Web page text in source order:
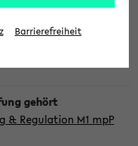
& Regulation M1 mpP
Barrierefreiheit